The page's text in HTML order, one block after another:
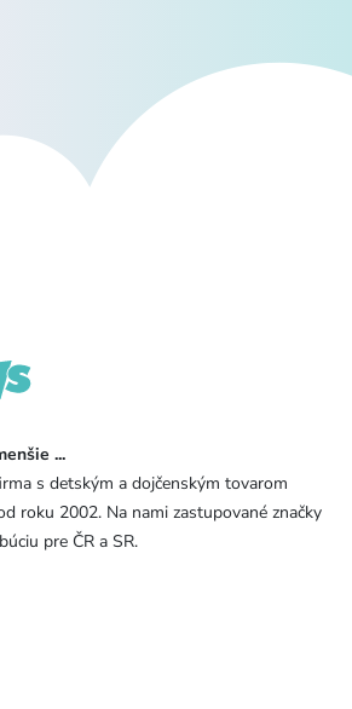
...
s detským a dojčenským tovarom
roku 2002. Na nami zastupované značky
pre ČR a SR.